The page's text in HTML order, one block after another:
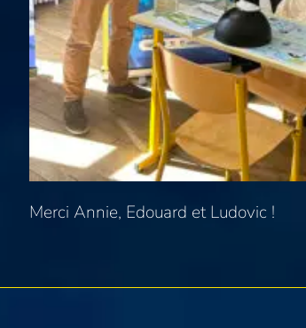
Merci Annie, Edouard et Ludovic !